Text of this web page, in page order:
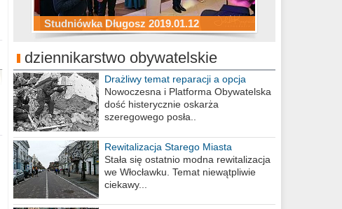
Studniówka Długosz 2019.01.12
ZS Budowlanych 2019.01.12
Studniówka LZK 2019.01.11
dziennikarstwo obywatelskie
Drażliwy temat reparacji a opcja
berlińska
Nowoczesna i Platforma Obywatelska
dość histerycznie oskarża
szeregowego posła..
Rewitalizacja Starego Miasta
Stała się ostatnio modna rewitalizacja
we Włocławku. Temat niewątpliwie
ciekawy...